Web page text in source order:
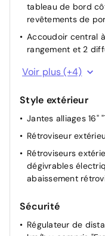
tableau de bord
revêtements de
Accoudoir central
rangement et 2
Pommeau du levier
Tiroir sous le siège
Combiné
totalisateur
Voir plus (+4)
Style extérieur
Jantes alliages 16"
Rétroviseur
Rétroviseurs
dégivrables
abaissement
Sécurité
Régulateur de